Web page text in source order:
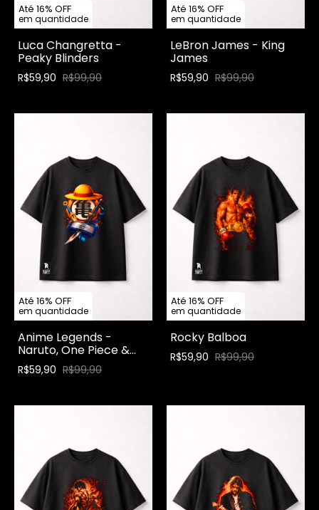
Até 16% OFF
em quantidade
Luca Changretta -
Peaky Blinders
R$59,90 R$99,90
Até 16% OFF
em quantidade
LeBron James - King
James
R$59,90 R$99,90
Até 16% OFF
em quantidade
Anime Legends -
Naruto, One Piece &
Dragon Ball Z
R$59,90 R$99,90
Até 16% OFF
em quantidade
Rocky Balboa
R$59,90 R$99,90